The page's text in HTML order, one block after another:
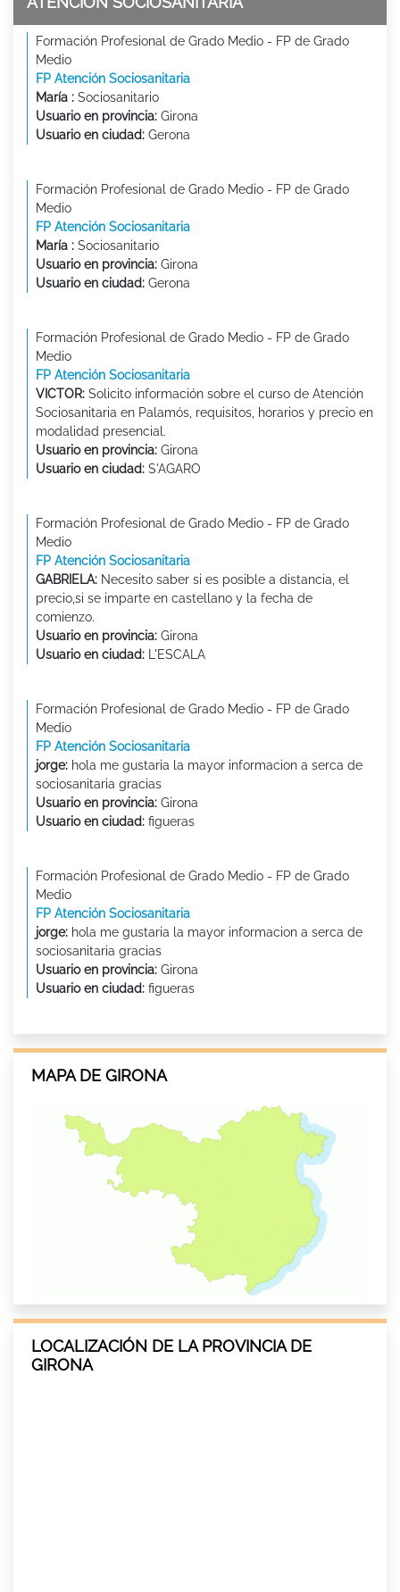
Formación Profesional de Grado Medio - FP de Grado
Medio
FP Atención Sociosanitaria
María : Sociosanitario
Usuario en provincia: Girona
Usuario en ciudad: Gerona
Formación Profesional de Grado Medio - FP de Grado
Medio
FP Atención Sociosanitaria
María : Sociosanitario
Usuario en provincia: Girona
Usuario en ciudad: Gerona
Formación Profesional de Grado Medio - FP de Grado
Medio
FP Atención Sociosanitaria
VICTOR: Solicito información sobre el curso de Atención
Sociosanitaria en Palamós, requisitos, horarios y precio en
modalidad presencial.
Usuario en provincia: Girona
Usuario en ciudad: S'AGARO
Formación Profesional de Grado Medio - FP de Grado
Medio
FP Atención Sociosanitaria
GABRIELA: Necesito saber si es posible a distancia, el
precio,si se imparte en castellano y la fecha de
comienzo.
Usuario en provincia: Girona
Usuario en ciudad: L'ESCALA
Formación Profesional de Grado Medio - FP de Grado
Medio
FP Atención Sociosanitaria
jorge: hola me gustaria la mayor informacion a serca de
sociosanitaria gracias
Usuario en provincia: Girona
Usuario en ciudad: figueras
Formación Profesional de Grado Medio - FP de Grado
Medio
FP Atención Sociosanitaria
jorge: hola me gustaria la mayor informacion a serca de
sociosanitaria gracias
Usuario en provincia: Girona
Usuario en ciudad: figueras
MAPA DE GIRONA
LOCALIZACIÓN DE LA PROVINCIA DE
GIRONA